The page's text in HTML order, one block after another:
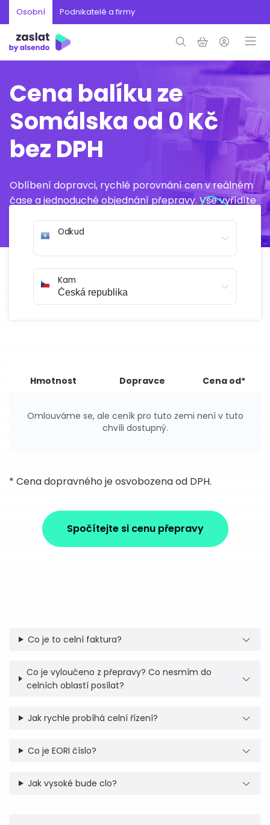
Osobní Podnikatelé a firmy
Cena balíku ze
Somálska od 0 Kč
bez DPH
Oblíbení dopravci, rychlé porovnání cen v reálném
čase a jednoduché objednání přepravy. Vše vyřídíte
Odkud
Kam
Hmotnost Dopravce Cena od*
Omlouváme se, ale ceník pro tuto zemi není v tuto
chvíli dostupný.
* Cena dopravného je osvobozena od DPH.
Spočítejte si cenu přepravy
Co je to celní faktura?
Co je vyloučeno z přepravy? Co nesmím do
celních oblastí posílat?
Jak rychle probíhá celní řízení?
Co je EORI číslo?
Jak vysoké bude clo?